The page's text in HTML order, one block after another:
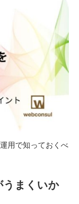
用で知っておくべ
うまくいか